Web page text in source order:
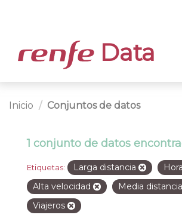
Data
Inicio Conjuntos de datos
1 conjunto de datos
Etiquetas: Larga distancia
Alta velocidad
Media distancia
Viajeros